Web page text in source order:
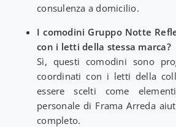
consulenza a domicilio.
I comodini Gruppo Notte
con i letti della stessa marca?
Sì, questi comodini sono
coordinati con i letti della
essere scelti come
personale di Frama Arreda
completo.